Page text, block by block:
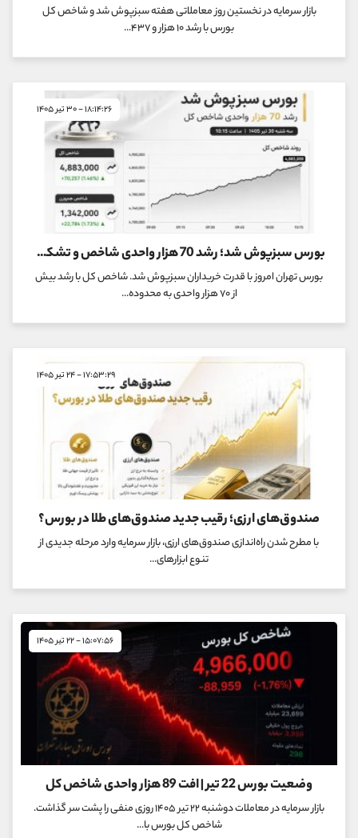
بازار سرمایه در نخستین روز معاملاتی هفته سبزپوش شد و شاخص کل
بورس با رشد ۱۰ هزار و ۴۳۷...
۱۸:۱۴:۲۶ - ۳۰ تیر ۱۴۰۵
بورس سبزپوش شد؛ رشد 70 هزار واحدی شاخص و تشکیل 395 نماد صف خرید
بورس تهران امروز با قدرت خریداران سبزپوش شد. شاخص کل با رشد بیش
از ۷۰ هزار واحدی به محدوده...
۱۷:۵۳:۲۹ - ۲۴ تیر ۱۴۰۵
صندوق‌های ارزی؛ رقیب جدید صندوق‌های طلا در بورس؟
با مطرح شدن راه‌اندازی صندوق‌های ارزی، بازار سرمایه وارد مرحله جدیدی از
تنوع ابزارهای...
۱۵:۰۷:۵۶ - ۲۲ تیر ۱۴۰۵
وضعیت بورس 22 تیر | افت 89 هزار واحدی شاخص کل
بازار سرمایه در معاملات دوشنبه ۲۲ تیر ۱۴۰۵ روزی منفی را پشت سر گذاشت.
شاخص کل بورس با...